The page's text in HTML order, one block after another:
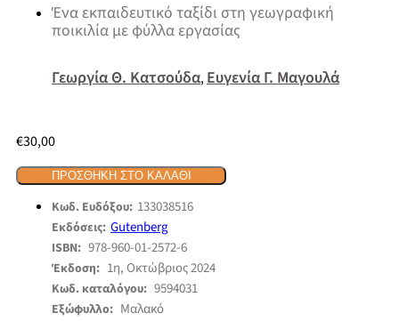
Ένα εκπαιδευτικό ταξίδι στη γεωγραφική
ποικιλία με φύλλα εργασίας
Γεωργία Θ. Κατσούδα,Ευγενία Γ. Μαγουλά
€30,00
ΠΡΟΣΘΉΚΗ ΣΤΟ ΚΑΛΆΘΙ
Κωδ. Ευδόξου: 133038516
Εκδόσεις: Gutenberg
ISBN: 978-960-01-2572-6
Έκδοση: 1η, Οκτώβριος 2024
Κωδ. καταλόγου: 9594031
Εξώφυλλο: Μαλακό